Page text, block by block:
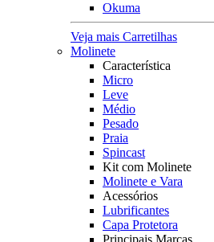
Okuma
Veja mais Carretilhas
Molinete
Característica
Micro
Leve
Médio
Pesado
Praia
Spincast
Kit com Molinete
Molinete e Vara
Acessórios
Lubrificantes
Capa Protetora
Principais Marcas